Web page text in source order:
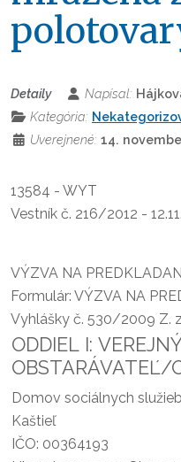
Detaily Napísal:
Kategória:
Uverejnené: 14.
13584 - WYT
Vestník č. 216/2012 -
VÝZVA NA
Formulár: VÝZVA NA
Vyhlášky č. 530/2009 Z.
ODDIEL I:
OBSTARÁVATEĽ/
Domov sociálnych
Kaštieľ
IČO: 00364193